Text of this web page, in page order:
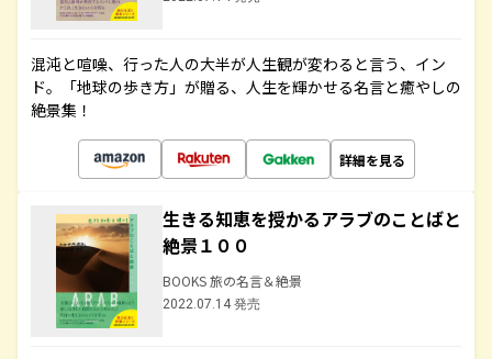
混沌と喧噪、行った人の大半が人生観が変わると言う、イン
ド。「地球の歩き方」が贈る、人生を輝かせる名言と癒やしの
絶景集！
詳細を見る
生きる知恵を授かるアラブのことばと
絶景１００
BOOKS 旅の名言＆絶景
2022.07.14 発売